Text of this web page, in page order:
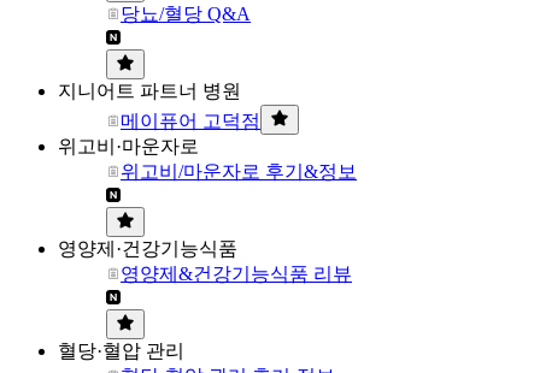
당뇨/혈당 Q&A
지니어트 파트너 병원
메이퓨어 고덕점
위고비·마운자로
위고비/마운자로 후기&정보
영양제·건강기능식품
영양제&건강기능식품 리뷰
혈당·혈압 관리